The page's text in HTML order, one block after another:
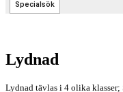
Lydnad
Lydnad tävlas i 4 olika klasser;